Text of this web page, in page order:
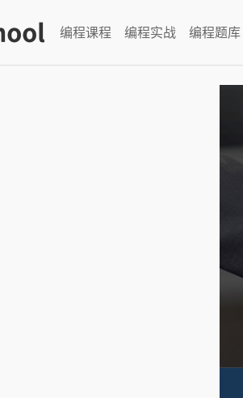
编程课程 编程实战 编程题库